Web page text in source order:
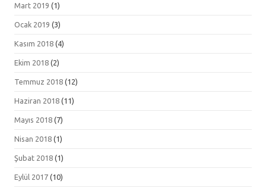
Mart 2019 (1)
Ocak 2019 (3)
Kasım 2018 (4)
Ekim 2018 (2)
Temmuz 2018 (12)
Haziran 2018 (11)
Mayıs 2018 (7)
Nisan 2018 (1)
Şubat 2018 (1)
Eylül 2017 (10)